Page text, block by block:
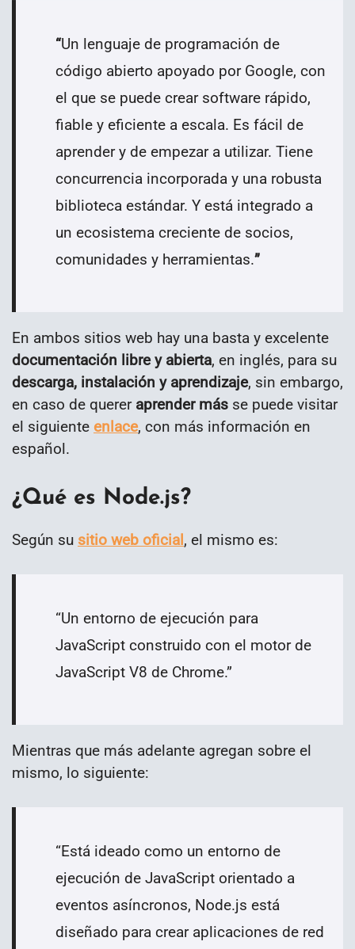
“Un lenguaje de programación de
código abierto apoyado por Google, con
el que se puede crear software rápido,
fiable y eficiente a escala. Es fácil de
aprender y de empezar a utilizar. Tiene
concurrencia incorporada y una robusta
biblioteca estándar. Y está integrado a
un ecosistema creciente de socios,
comunidades y herramientas.”
En ambos sitios web hay una basta y excelente
documentación libre y abierta, en inglés, para su
descarga, instalación y aprendizaje, sin embargo,
en caso de querer aprender más se puede visitar
el siguiente enlace, con más información en
español.
¿Qué es Node.js?
Según su sitio web oficial, el mismo es:
“Un entorno de ejecución para
JavaScript construido con el motor de
JavaScript V8 de Chrome.”
Mientras que más adelante agregan sobre el
mismo, lo siguiente:
“Está ideado como un entorno de
ejecución de JavaScript orientado a
eventos asíncronos, Node.js está
diseñado para crear aplicaciones de red